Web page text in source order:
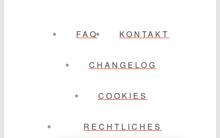
FAQ KONTAKT
CHANGELOG
COOKIES
RECHTLICHES